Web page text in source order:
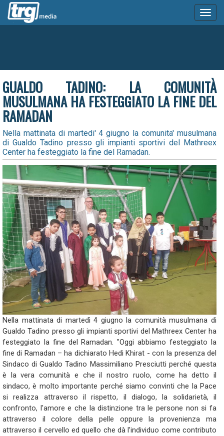
GUALDO TADINO: LA COMUNITÀ
MUSULMANA HA FESTEGGIATO LA FINE DEL
RAMADAN
Nella mattinata di martedi' 4 giugno la comunita' musulmana
di Gualdo Tadino presso gli impianti sportivi del Mathreex
Center ha festeggiato la fine del Ramadan.
Nella mattinata di martedì 4 giugno la comunità musulmana di
Gualdo Tadino presso gli impianti sportivi del Mathreex Center ha
festeggiato la fine del Ramadan. "Oggi abbiamo festeggiato la
fine di Ramadan – ha dichiarato Hedi Khirat - con la presenza del
Sindaco di Gualdo Tadino Massimiliano Presciutti perché questa
è la vera comunità e che il nostro ruolo, come ha detto il
sindaco, è molto importante perché siamo convinti che la Pace
si realizza attraverso il rispetto, il dialogo, la solidarietà, il
confronto, l'amore e che la distinzione tra le persone non si fa
attraverso il colore della pelle oppure la provenienza ma
attraverso il cervello ed quello che dà l’individuo come contributo